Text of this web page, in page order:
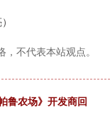
不代表本站观点。
鲁农场》开发商回